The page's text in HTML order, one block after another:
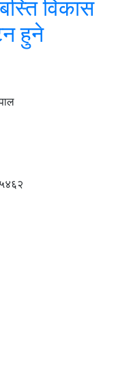
विकास
हुने